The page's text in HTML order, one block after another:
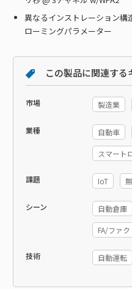
異なるインストレーション構
ローミングパラメーター
この製品に関連する
市場 製造業
業種 自動車
スマート
課題 IoT
シーン 自動倉庫
FA/ファ
技術 自動運転